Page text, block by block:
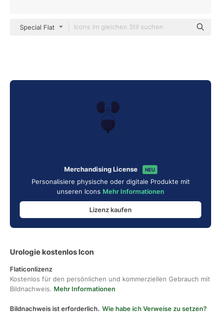
Special Flat
Merchandising License NEU
Personalisiere physische oder digitale Produkte mit
unseren Icons Mehr Informationen
Lizenz kaufen
Urologie kostenlos Icon
Flaticonlizenz
Kostenlos für den persönlichen und kommerziellen Gebrauch mit
Bildnachweis. Mehr Informationen
Bildnachweis ist erforderlich. Wie habe ich Verweise zu setzen?